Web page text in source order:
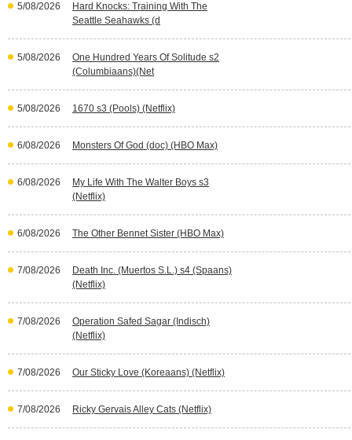
5/08/2026
Hard Knocks: Training With The
Seattle Seahawks (d
5/08/2026
One Hundred Years Of Solitude s2
(Columbiaans)(Net
5/08/2026 1670 s3 (Pools) (Netflix)
6/08/2026 Monsters Of God (doc) (HBO Max)
6/08/2026
My Life With The Walter Boys s3
(Netflix)
6/08/2026 The Other Bennet Sister (HBO Max)
7/08/2026
Death Inc. (Muertos S.L.) s4 (Spaans)
(Netflix)
7/08/2026
Operation Safed Sagar (Indisch)
(Netflix)
7/08/2026 Our Sticky Love (Koreaans) (Netflix)
7/08/2026 Ricky Gervais Alley Cats (Netflix)